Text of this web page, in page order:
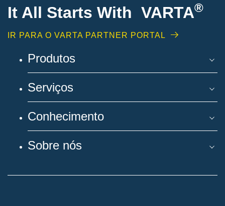
It All Starts With VARTA®
IR PARA O VARTA PARTNER PORTAL
Produtos
Serviços
Conhecimento
Sobre nós